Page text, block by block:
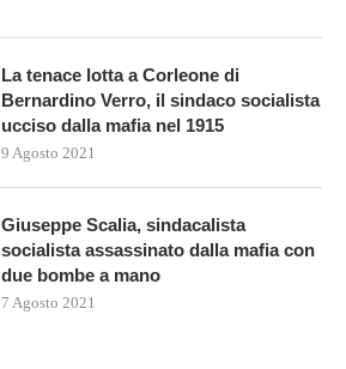
La tenace lotta a Corleone di
Bernardino Verro, il sindaco socialista
ucciso dalla mafia nel 1915
9 Agosto 2021
Giuseppe Scalia, sindacalista
socialista assassinato dalla mafia con
due bombe a mano
7 Agosto 2021